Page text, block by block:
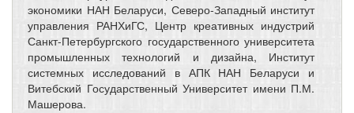
экономики НАН Беларуси, Северо-Западный институт
управления РАНХиГС, Центр креативных индустрий
Санкт-Петербургского государственного университета
промышленных технологий и дизайна, Институт
системных исследований в АПК НАН Беларуси и
Витебский Государственный Университет имени П.М.
Машерова.